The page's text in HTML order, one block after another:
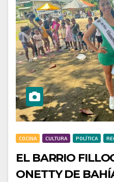
COCINA CULTURA POLÍTICA
EL BARRIO
ONETTY DE